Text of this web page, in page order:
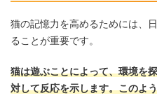
猫の記憶力を高めるためには、
ることが重要です。
猫は遊ぶことによって、環境を
対して反応を示します。このよ